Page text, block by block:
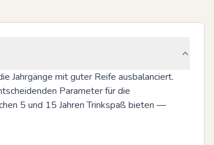
Jahrgänge mit guter Reife ausbalanciert.
Parameter für die
5 und 15 Jahren Trinkspaß bieten —